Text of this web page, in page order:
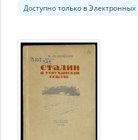
Доступно только в